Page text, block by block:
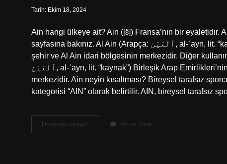
Tarih: Ekim 18, 2024
Ain hangi ülkeye ait? Ain ([ɛ̃]) Fransa’nın bir eyaletidir.
sayfasına bakınız. Al Ain (Arapça: ٱلْعَيْن‎, al-ʿayn, lit. “kaynak”) Birleşik Arap Emirlikleri’nin Abu Dabi emirliğinde bir
şehir ve Al Ain idari bölgesinin merkezidir. Diğer
ٱلْعَيْن‎, al-ʿayn, lit. “kaynak”) Birleşik Arap Emirlikleri’nin Abu Dabi emirliğinde bir şehir ve Al Ain Bölgesi idari biriminin
merkezidir. Ain neyin kısaltması? Bireysel tarafsız
kategorisi “AIN” olarak belirtilir. AIN, bireysel tarafsız
Devamını okuyun
Nerede
Yorum Bırak